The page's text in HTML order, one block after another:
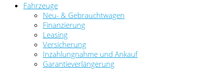
Fahrzeuge
Neu- & Gebrauchtwagen
Finanzierung
Leasing
Versicherung
Inzahlungnahme und Ankauf
Garantieverlängerung